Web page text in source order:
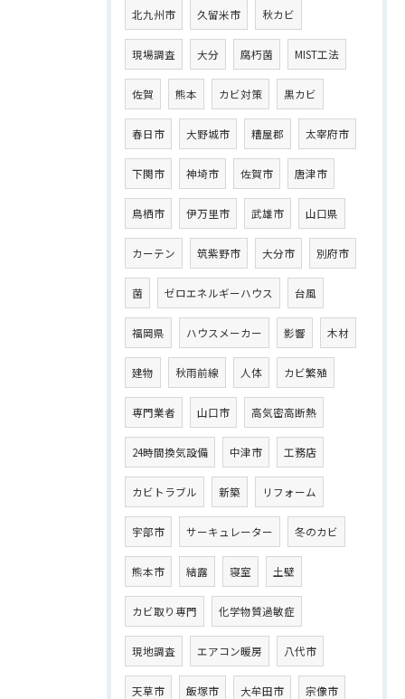
北九州市 久留米市 秋カビ
現場調査 大分 腐朽菌 MIST工法
佐賀 熊本 カビ対策 黒カビ
春日市 大野城市 糟屋郡 太宰府市
下関市 神埼市 佐賀市 唐津市
鳥栖市 伊万里市 武雄市 山口県
カーテン 筑紫野市 大分市 別府市
菌 ゼロエネルギーハウス 台風
福岡県 ハウスメーカー 影響 木材
建物 秋雨前線 人体 カビ繁殖
専門業者 山口市 高気密高断熱
24時間換気設備 中津市 工務店
カビトラブル 新築 リフォーム
宇部市 サーキュレーター 冬のカビ
熊本市 結露 寝室 土壁
カビ取り専門 化学物質過敏症
現地調査 エアコン暖房 八代市
天草市 飯塚市 大牟田市 宗像市